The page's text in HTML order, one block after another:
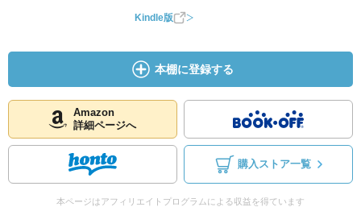
Kindle版
本棚に登録する
Amazon
詳細ページへ
購入ストア一覧
本ページはアフィリエイトプログラムによる収益を得ています